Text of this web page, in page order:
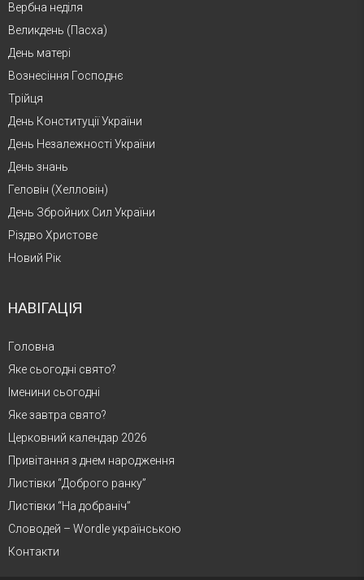
Вербна неділя
Великдень (Пасха)
День матері
Вознесіння Господнє
Трійця
День Конституції України
День Незалежності України
День знань
Геловін (Хелловін)
День Збройних Сил України
Різдво Христове
Новий Рік
НАВІГАЦІЯ
Головна
Яке сьогодні свято?
Іменини сьогодні
Яке завтра свято?
Церковний календар 2026
Привітання з днем народження
Листівки “Доброго ранку”
Листівки “На добраніч”
Словодей – Wordle українською
Контакти